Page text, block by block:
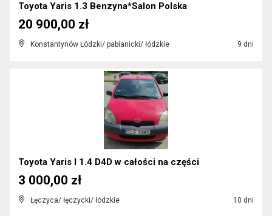
Toyota Yaris 1.3 Benzyna*Salon Polska
Konstantynów Łódzki/ pabianicki/ łódzkie 9 dni
20 900,00 zł
Toyota Yaris I 1.4 D4D w całości na części
Łęczyca/ łęczycki/ łódzkie 10 dni
3 000,00 zł